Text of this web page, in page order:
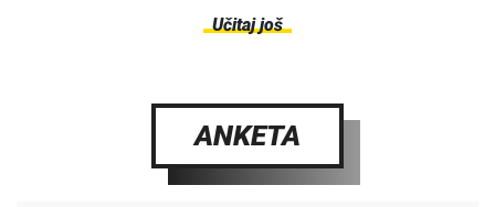
Učitaj još
ANKETA